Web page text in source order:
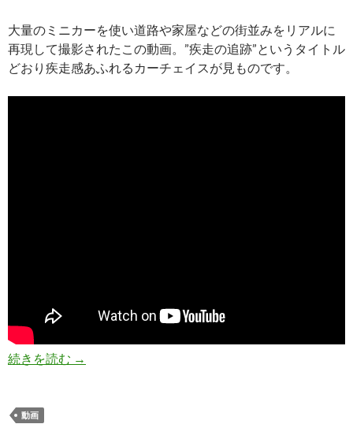
大量のミニカーを使い道路や家屋などの街並みをリアルに
再現して撮影されたこの動画。”疾走の追跡”というタイトル
どおり疾走感あふれるカーチェイスが見ものです。
続きを読む ミニカーで撮影された西部警察ばりのカーチェ
→
動画